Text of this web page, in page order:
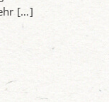
[…]